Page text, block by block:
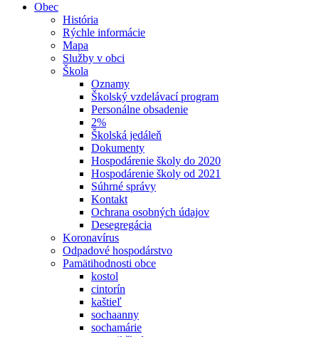
Obec
História
Rýchle informácie
Mapa
Služby v obci
Škola
Oznamy
Školský vzdelávací program
Personálne obsadenie
2%
Školská jedáleň
Dokumenty
Hospodárenie školy do 2020
Hospodárenie školy od 2021
Súhrné správy
Kontakt
Ochrana osobných údajov
Desegregácia
Koronavírus
Odpadové hospodárstvo
Pamätihodnosti obce
kostol
cintorín
kaštieľ
sochaanny
sochamárie